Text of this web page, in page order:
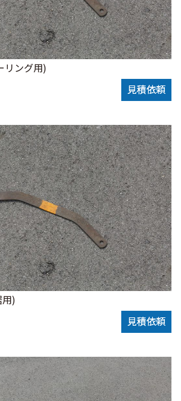
リング用)
見積依頼
)
見積依頼